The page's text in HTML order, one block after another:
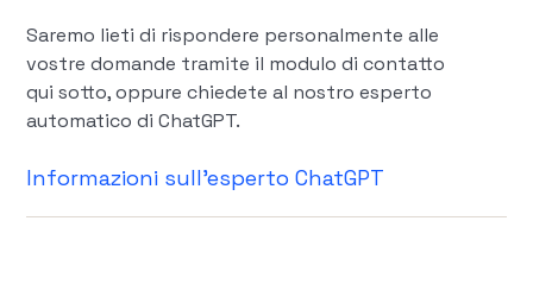
Saremo lieti di rispondere personalmente alle
vostre domande tramite il modulo di contatto
qui sotto, oppure chiedete al nostro esperto
automatico di ChatGPT.
Informazioni sull'esperto ChatGPT